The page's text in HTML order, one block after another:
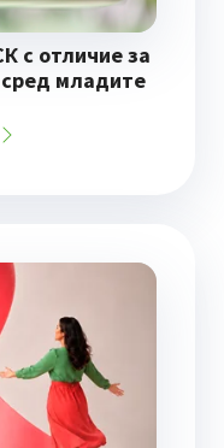
с отличие за
младите